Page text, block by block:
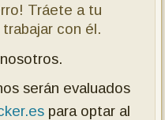
Tráete a tu
con él.
serán evaluados
para optar al